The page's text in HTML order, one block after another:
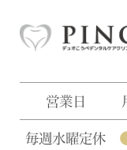
営業日
毎週水曜定休